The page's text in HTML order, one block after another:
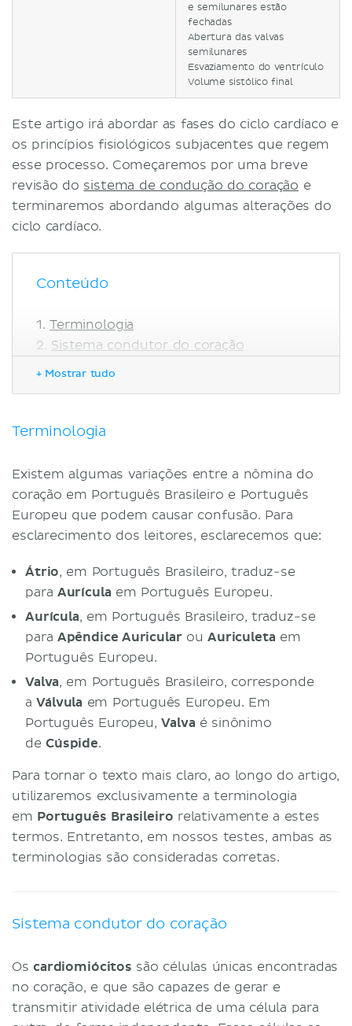
e semilunares estão
fechadas
Abertura das valvas
semilunares
Esvaziamento do ventrículo
Volume sistólico final
Este artigo irá abordar as fases do ciclo cardíaco e
os princípios fisiológicos subjacentes que regem
esse processo. Começaremos por uma breve
revisão do sistema de condução do coração e
terminaremos abordando algumas alterações do
ciclo cardíaco.
Conteúdo
Terminologia
Sistema condutor do coração
Diástole ventricular
Diagrama de Wiggers
Pressão aórtica
Pressão atrial
Pressão e volume ventricular
Fonocardiograma (sons cardíacos)
Mecanismo de Frank-Sterling
Condições que afetam o ciclo cardíaco
Desequilíbrios eletrolíticos
Insuficiência cardíaca
+ Mostrar tudo
Terminologia
Existem algumas variações entre a nômina do
coração em Português Brasileiro e Português
Europeu que podem causar confusão. Para
esclarecimento dos leitores, esclarecemos que:
Átrio, em Português Brasileiro, traduz-se
para Aurícula em Português Europeu.
Aurícula, em Português Brasileiro, traduz-se
para Apêndice AuricularouAuriculeta em
Português Europeu.
Valva, em Português Brasileiro, corresponde
aVálvula em Português Europeu. Em
Português Europeu,Valva é sinônimo
deCúspide.
Para tornar o texto mais claro, ao longo do artigo,
utilizaremos exclusivamente a terminologia
em Português Brasileiro relativamente a estes
termos. Entretanto, em nossos testes, ambas as
terminologias são consideradas corretas.
Sistema condutor do coração
Oscardiomiócitos são células únicas encontradas
no coração, e que são capazes de gerar e
transmitir atividade elétrica de uma célula para